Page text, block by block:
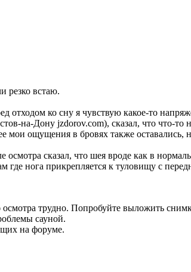
резко встаю.
ко сну я чувствую какое-то
на-Дону jzdorov.com), сказал, что что-то
ощущения в бровях также оставались,
сказал, что шея вроде как в
где нога прикрепляется к туловищу с
трудно. Попробуйте выложить
сауной.
на форуме.